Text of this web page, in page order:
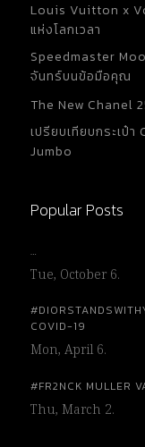
Louis Vuitton x
แห่งโลกเวลา
Speedmaster
จันทร์บนข้อมือคุณ
The New Chanel
เปรียบเทียบกระเป๋
Jumbo
Popular Posts
…
Tue, October 6.
COVID-19
Mon, April 6.
#FR2NCK MULLER
Thu, March 2.